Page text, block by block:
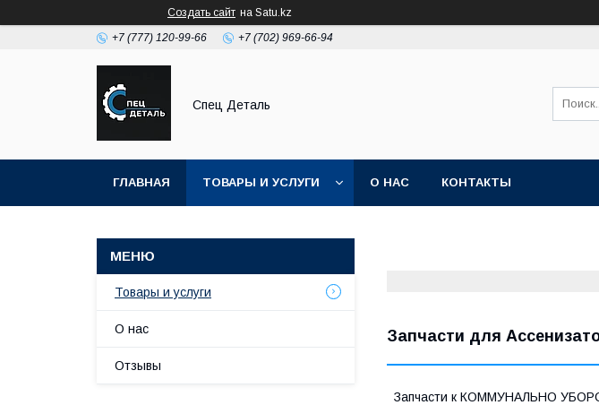
Создать сайт на Satu.kz
+7 (777) 120-99-66 +7 (702) 969-66-94
Спец Деталь
ГЛАВНАЯ ТОВАРЫ И УСЛУГИ О НАС КОНТАКТЫ
Запчасти для
Запчасти к КОММУНАЛЬНО
Товары и услуги
О нас
Отзывы